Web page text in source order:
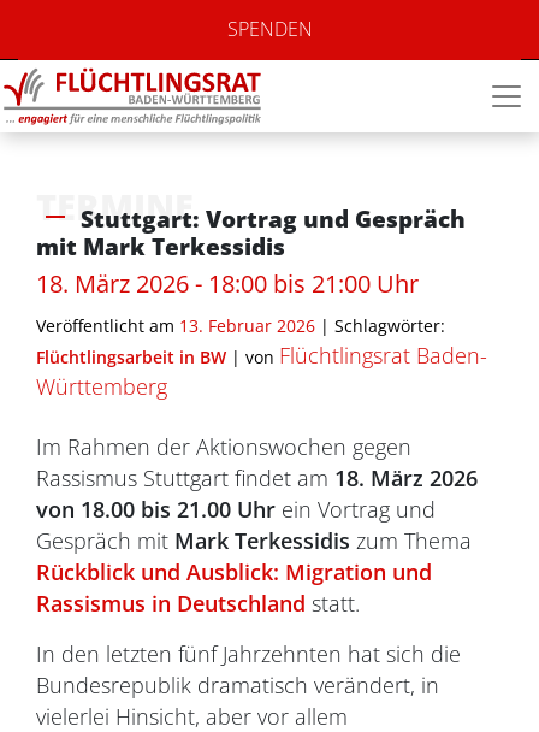
SPENDEN
TERMINE
Stuttgart: Vortrag und Gespräch
mit Mark Terkessidis
18. März 2026 - 18:00 bis 21:00 Uhr
Veröffentlicht am 13. Februar 2026 | Schlagwörter:
Flüchtlingsarbeit in BW | von Flüchtlingsrat Baden-
Württemberg
Im Rahmen der Aktionswochen gegen
Rassismus Stuttgart findet am 18. März 2026
von 18.00 bis 21.00 Uhr ein Vortrag und
Gespräch mit Mark Terkessidis zum Thema
Rückblick und Ausblick: Migration und
Rassismus in Deutschland statt.
In den letzten fünf Jahrzehnten hat sich die
Bundesrepublik dramatisch verändert, in
vielerlei Hinsicht, aber vor allem